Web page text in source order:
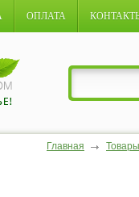
ОПЛАТА
Главная